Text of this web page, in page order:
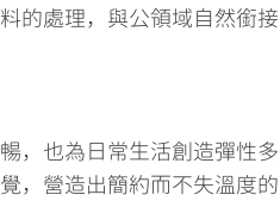
的處理，與公領域自然銜
，也為日常生活創造彈性
，營造出簡約而不失溫度